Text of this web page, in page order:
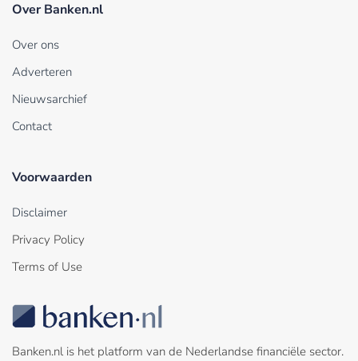
Over Banken.nl
Over ons
Adverteren
Nieuwsarchief
Contact
Voorwaarden
Disclaimer
Privacy Policy
Terms of Use
Banken.nl is het platform van de Nederlandse financiële sector.